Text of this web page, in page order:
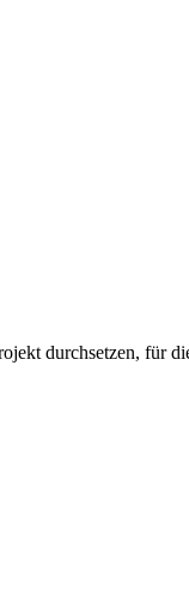
durchsetzen, für